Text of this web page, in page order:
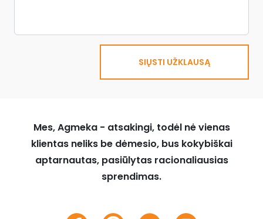
SIŲSTI UŽKLAUSĄ
Mes, Agmeka - atsakingi, todėl nė vienas
klientas neliks be dėmesio, bus kokybiškai
aptarnautas, pasiūlytas racionaliausias
sprendimas.